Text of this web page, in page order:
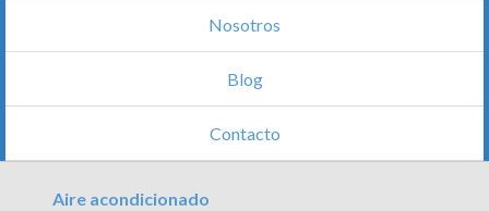
Nosotros
Blog
Contacto
Aire acondicionado